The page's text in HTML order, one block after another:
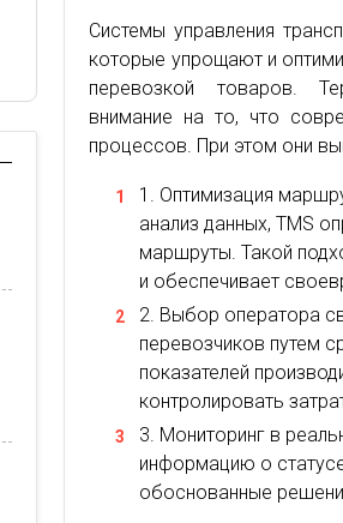
Системы управления
которые упрощают и
перевозкой товаров.
внимание на то, что
процессов. При этом они
Оптимизация
анализ данных, TMS
маршруты. Такой
и обеспечивает
Выбор оператора
перевозчиков путем
показателей
контролировать
Мониторинг в
информацию о
обоснованные